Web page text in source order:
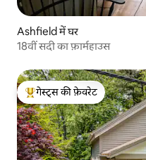
Ashfield में घर
18वीं सदी का फ़ार्महाउस
गेस्ट्स का टॉप फ़ेवरेट
गेस्ट्स की फ़ेवरेट